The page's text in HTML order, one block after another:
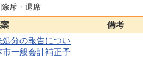
斥・退席
備考
分の報告につい
一般会計補正予